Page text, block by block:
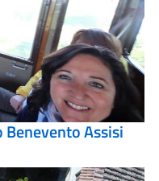
Assisi